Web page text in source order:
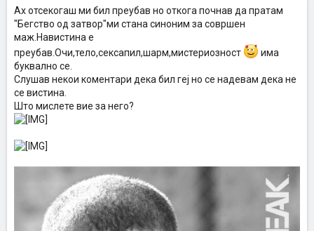
Ах отсекогаш ми бил преубав но откога почнав да пратам
"Бегство од затвор"ми стана синоним за совршен
маж.Навистина е
преубав.Очи,тело,сексапил,шарм,мистериозност
има
буквално се.
Слушав некои коментари дека бил геј но се надевам дека не
се вистина.
Што мислете вие за него?